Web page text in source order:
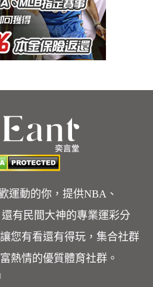
運動的你，提供NBA、
有民間大神的專業運彩分
您有看還有得玩，集合社群
熱情的優質體育社群。